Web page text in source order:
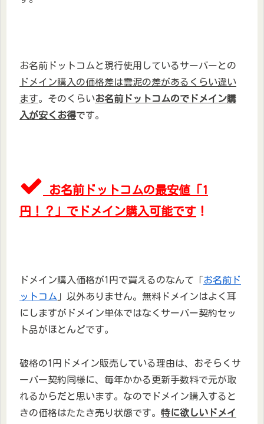
お名前ドットコムと現行使用しているサーバーとの
ドメイン購入の価格差は雲泥の差があるくらい違い
ます。そのくらいお名前ドットコムのでドメイン購
入が安くお得です。
お名前ドットコムの最安値「1
円！？」でドメイン購入可能です ！
ドメイン購入価格が1円で買えるのなんて「お名前ド
ットコム 」以外ありません。無料ドメインはよく耳
にしますがドメイン単体ではなくサーバー契約セッ
ト品がほとんどです。
破格の1円ドメイン販売している理由は、おそらくサ
ーバー契約同様に、毎年かかる更新手数料で元が取
れるからだと思います。なのでドメイン購入すると
きの価格はたたき売り状態です。 特に欲しいドメイ